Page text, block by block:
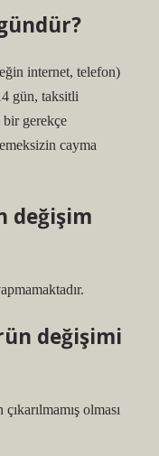
internet, telefon)
gün, taksitli
bir gerekçe
cayma
değişim
değişimi
olması